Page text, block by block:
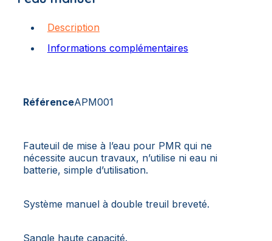
Description
Informations complémentaires
RéférenceAPM001
Fauteuil de mise à l’eau pour PMR qui ne
nécessite aucun travaux, n’utilise ni eau ni
batterie, simple d’utilisation.
Système manuel à double treuil breveté.
Sangle haute capacité.